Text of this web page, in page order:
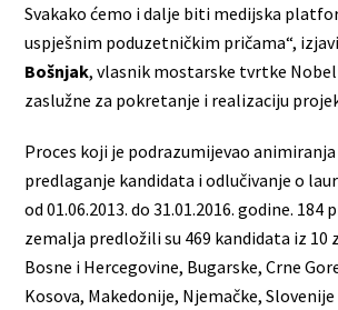
Svakako ćemo i dalje biti medijska
uspješnim poduzetničkim pričama“,
Bošnjak, vlasnik mostarske tvrtke
zaslužne za pokretanje i realizaciju
Proces koji je podrazumijevao
predlaganje kandidata i odlučivanje o
od 01.06.2013. do 31.01.2016. godine. 184
zemalja predložili su 469 kandidata iz 10
Bosne i Hercegovine, Bugarske, Crne
Kosova, Makedonije, Njemačke,